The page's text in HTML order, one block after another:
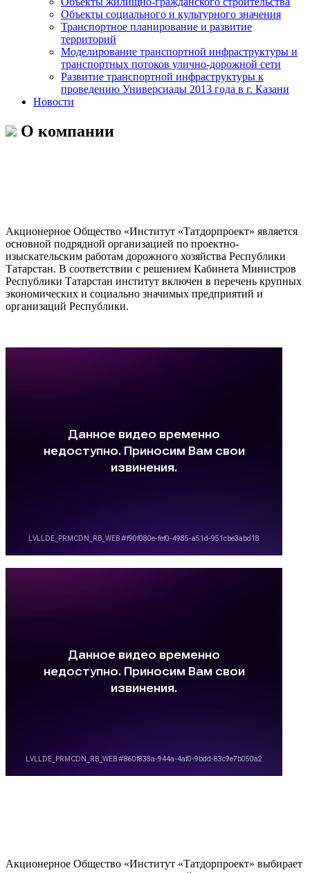
Объекты социального и культурного значения
Транспортное планирование и развитие
территорий
Моделирование транспортной инфраструктуры и
транспортных потоков улично-дорожной сети
Развитие транспортной инфраструктуры к
проведению Универсиады 2013 года в г. Казани
Новости
О компании
Акционерное Общество «Институт «Татдорпроект» является
основной подрядной организацией по проектно-
изыскательским работам дорожного хозяйства Республики
Татарстан. В соответствии с решением Кабинета Министров
Республики Татарстан институт включен в перечень крупных
экономических и социально значимых предприятий и
организаций Республики.
Акционерное Общество «Институт «Татдорпроект» выбирает